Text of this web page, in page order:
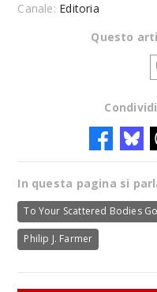
Canale: Editoria
Questo
In questa pagina si
To Your Scattered Bodies Go
Philip J. Farmer